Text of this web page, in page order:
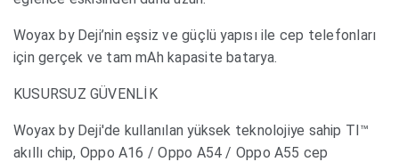
Woyax by Deji’nin eşsiz ve güçlü yapısı ile cep telefonları
için gerçek ve tam mAh kapasite batarya.
KUSURSUZ GÜVENLİK
Woyax by Deji'de kullanılan yüksek teknolojiye sahip TI™
akıllı chip, Oppo A16 / Oppo A54 / Oppo A55 cep